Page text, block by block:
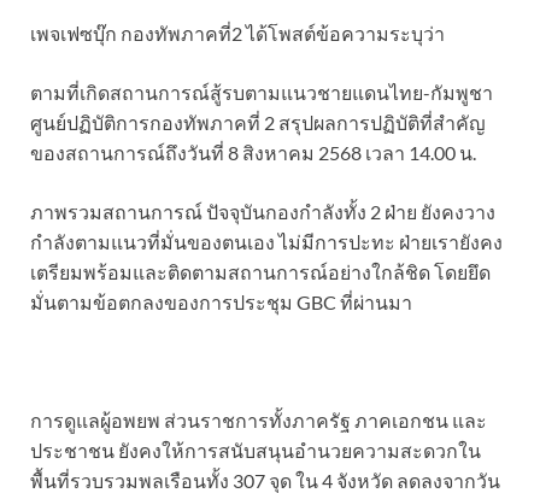
เพจเฟซบุ๊ก กองทัพภาคที่2 ได้โพสต์ข้อความระบุว่า
ตามที่เกิดสถานการณ์สู้รบตามแนวชายแดนไทย-กัมพูชา
ศูนย์ปฏิบัติการกองทัพภาคที่ 2 สรุปผลการปฏิบัติที่สำคัญ
ของสถานการณ์ถึงวันที่ 8 สิงหาคม 2568 เวลา 14.00 น.
ภาพรวมสถานการณ์ ปัจจุบันกองกำลังทั้ง 2 ฝ่าย ยังคงวาง
กำลังตามแนวที่มั่นของตนเอง ไม่มีการปะทะ ฝ่ายเรายังคง
เตรียมพร้อมและติดตามสถานการณ์อย่างใกล้ชิด โดยยึด
มั่นตามข้อตกลงของการประชุม GBC ที่ผ่านมา
การดูแลผู้อพยพ ส่วนราชการทั้งภาครัฐ ภาคเอกชน และ
ประชาชน ยังคงให้การสนับสนุนอำนวยความสะดวกใน
พื้นที่รวบรวมพลเรือนทั้ง 307 จุด ใน 4 จังหวัด ลดลงจากวัน